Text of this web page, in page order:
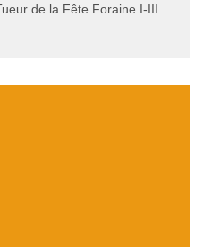
de la Fête Foraine I-III